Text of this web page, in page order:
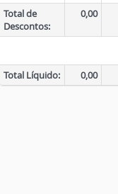
Total de
Descontos:
0,00
Total Líquido: 0,00